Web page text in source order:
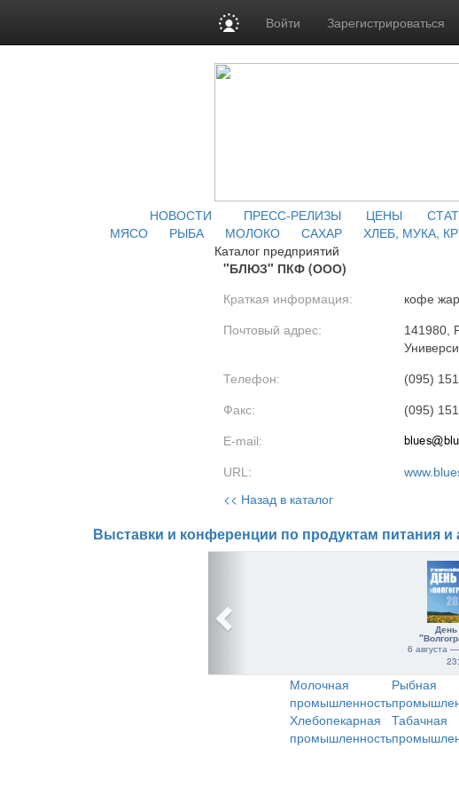
Войти Зарегистрироваться
НОВОСТИ ПРЕСС-РЕЛИЗЫ ЦЕНЫ
МЯСО
РЫБА МОЛОКО САХАР ХЛЕБ, МУКА,
Каталог предприятий
"БЛЮЗ" ПКФ (ООО)
Краткая информация: кофе
Почтовый адрес:
141980,
Телефон: (095)
Факс: (095)
E-mail:
URL:
<< Назад в каталог
Выставки и конференции по продуктам питания и
День
6 августа
Молочная
промышленность
Рыбная
Хлебопекарная
промышленность
Табачная